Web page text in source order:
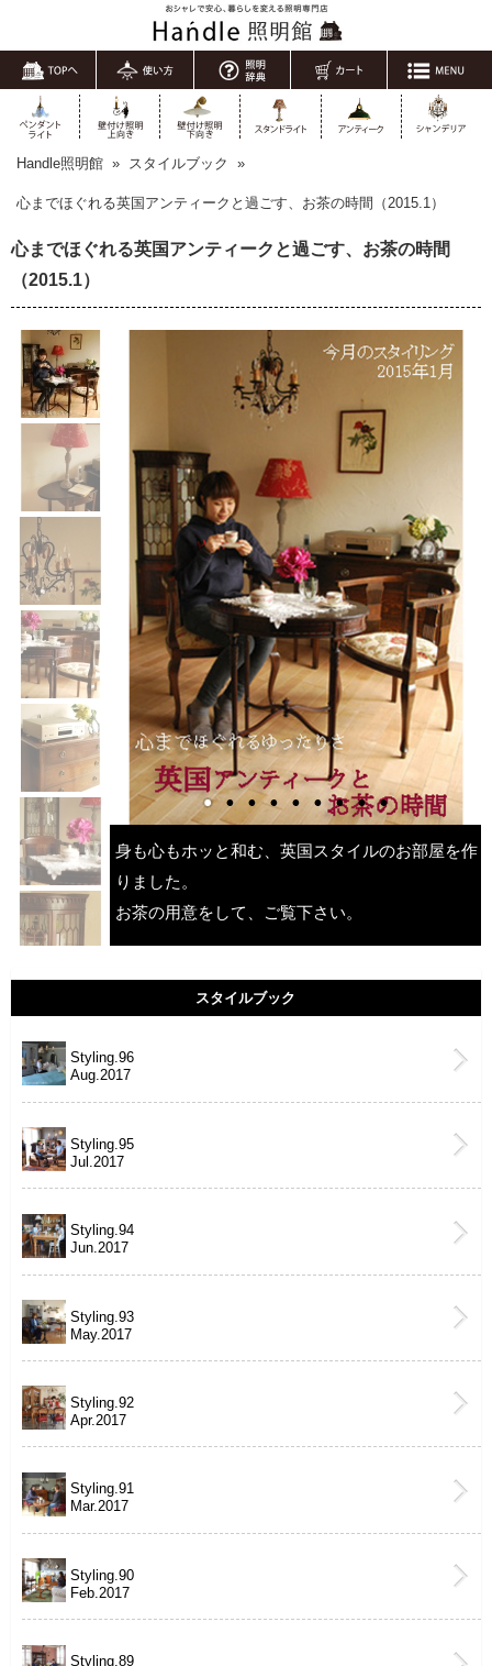
Handle照明館 » スタイルブック »
心までほぐれる英国アンティークと過ごす、お茶の時間（2015.1）
心までほぐれる英国アンティークと過ごす、お茶の時間
（2015.1）
身も心もホッと和む、英国スタイルのお部屋を作
りました。
お茶の用意をして、ご覧下さい。
スタイルブック
Styling.96
Aug.2017
Styling.95
Jul.2017
Styling.94
Jun.2017
Styling.93
May.2017
Styling.92
Apr.2017
Styling.91
Mar.2017
Styling.90
Feb.2017
Styling.89